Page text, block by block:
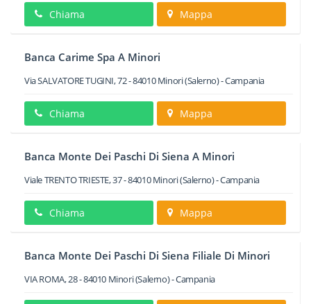
Chiama Mappa
Banca Carime Spa A Minori
Via SALVATORE TUGINI, 72-84010 Minori(Salerno) -Campania
Chiama Mappa
Banca Monte Dei Paschi Di Siena A Minori
Viale TRENTO TRIESTE, 37-84010 Minori(Salerno) -Campania
Chiama Mappa
Banca Monte Dei Paschi Di Siena Filiale Di Minori
VIA ROMA, 28-84010 Minori(Salerno) -Campania